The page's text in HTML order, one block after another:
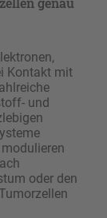
Kontakt mit
und
oder den